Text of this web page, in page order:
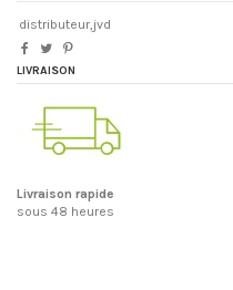
distributeur,jvd
LIVRAISON
Livraison rapide
sous 48 heures